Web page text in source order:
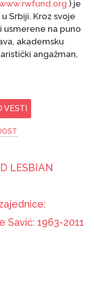
) je
Srbiji. Kroz svoje
na puno
akademsku
angažman,
VESTI
LESBIAN
Savić: 1963-2011